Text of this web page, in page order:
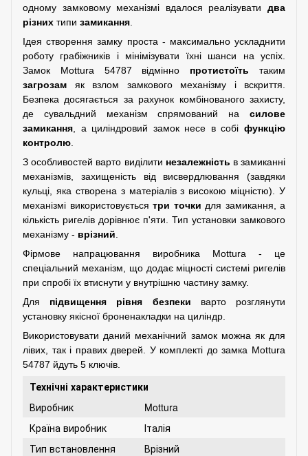
одному замковому механізмі вдалося реалізувати два
різних типи замикання
Ідея створення замку проста - максимально ускладнити
роботу грабіжників і мінімізувати їхні шанси на успіх.
Замок Mottura 54787 відмінно протистоїть таким
загрозам як взлом замкового механізму і вскриття.
Безпека досягається за рахунок комбінованого захисту,
де сувальдний механізм спрямований на силове
замикання , а циліндровий замок несе в собі функцію
контролю
З особливостей варто виділити незалежність в замиканні
механізмів, захищеність від висвердлювання (завдяки
кульці, яка створена з матеріалів з високою міцністю). У
механізмі використовується три точки для замикання, а
кількість ригелів дорівнює п'яти. Тип установки замкового
механізму - врізний
Фірмове напрацювання виробника Mottura - це
спеціальний механізм, що додає міцності системі ригелів
при спробі їх втиснути у внутрішню частину замку.
Для підвищення рівня безпеки варто розглянути
установку якісної броненакладки на циліндр.
Використовувати даний механічний замок можна як для
лівих, так і правих дверей. У комплекті до замка Mottura
54787 йдуть 5 ключів.
Технічні характеристики
Виробник
Mottura
Країна виробник
Італія
Тип встановлення
Врізний